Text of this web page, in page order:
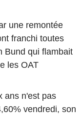
une remontée
franchi toutes
Bund qui flambait
les OAT
ans n'est pas
vendredi, son